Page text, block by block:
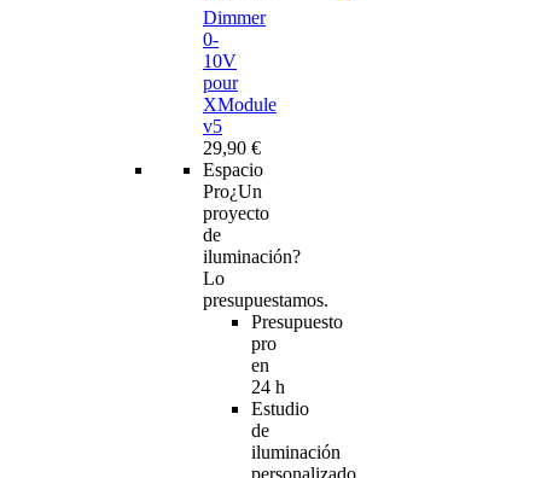
Dimmer
0-
10V
pour
XModule
v5
29,90 €
Espacio
Pro¿Un
proyecto
de
iluminación?
Lo
presupuestamos.
Presupuesto
pro
en
24 h
Estudio
de
iluminación
personalizado